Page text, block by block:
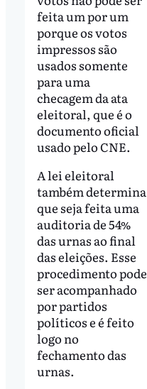
feita um por um
porque os votos
impressos são
usados somente
para uma
checagem da ata
eleitoral, que é o
documento oficial
usado pelo CNE.
A lei eleitoral
também determina
que seja feita uma
auditoria de 54%
das urnas ao final
das eleições. Esse
procedimento pode
ser acompanhado
por partidos
políticos e é feito
logo no
fechamento das
urnas.